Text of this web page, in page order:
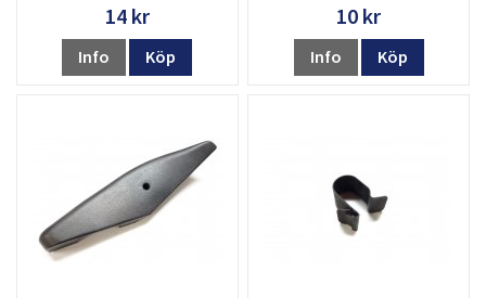
14 kr
Info Köp
10 kr
Info Köp